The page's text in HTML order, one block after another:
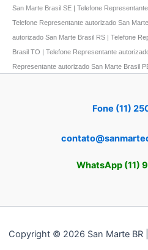
San Marte Brasil SE | Telefone
Telefone Representante autorizado San
autorizado San Marte Brasil RS | Telefone
Brasil TO | Telefone Representante
Representante autorizado San Marte Brasil
Fone (11)
WhatsApp (11)
Copyright © 2026 San Marte BR